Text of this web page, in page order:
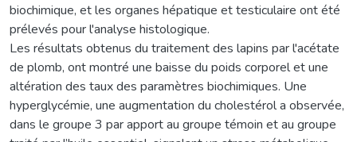
biochimique, et les organes hépatique et testiculaire ont été
prélevés pour l'analyse histologique.
Les résultats obtenus du traitement des lapins par l'acétate
de plomb, ont montré une baisse du poids corporel et une
altération des taux des paramètres biochimiques. Une
hyperglycémie, une augmentation du cholestérol a observée,
dans le groupe 3 par apport au groupe témoin et au groupe